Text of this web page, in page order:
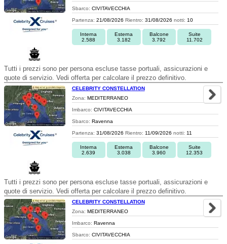
Sbarco: CIVITAVECCHIA
Partenza: 21/08/2026 Rientro: 31/08/2026 notti: 10
Interna
2.588
Esterna
3.182
Balcone
3.792
Suite
11.702
Tutti i prezzi sono per persona escluse tasse portuali, assicurazioni e
quote di servizio. Vedi offerta per calcolare il prezzo definitivo.
CELEBRITY CONSTELLATION
Zona: MEDITERRANEO
Imbarco: CIVITAVECCHIA
Sbarco: Ravenna
Partenza: 31/08/2026 Rientro: 11/09/2026 notti: 11
Interna
2.639
Esterna
3.038
Balcone
3.960
Suite
12.353
Tutti i prezzi sono per persona escluse tasse portuali, assicurazioni e
quote di servizio. Vedi offerta per calcolare il prezzo definitivo.
CELEBRITY CONSTELLATION
Zona: MEDITERRANEO
Imbarco: Ravenna
Sbarco: CIVITAVECCHIA